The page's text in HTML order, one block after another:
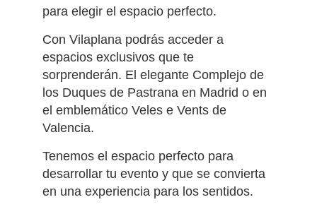
para elegir el espacio perfecto.
Con Vilaplana podrás acceder a
espacios exclusivos que te
sorprenderán. El elegante Complejo de
los Duques de Pastrana en Madrid o en
el emblemático Veles e Vents de
Valencia.
Tenemos el espacio perfecto para
desarrollar tu evento y que se convierta
en una experiencia para los sentidos.